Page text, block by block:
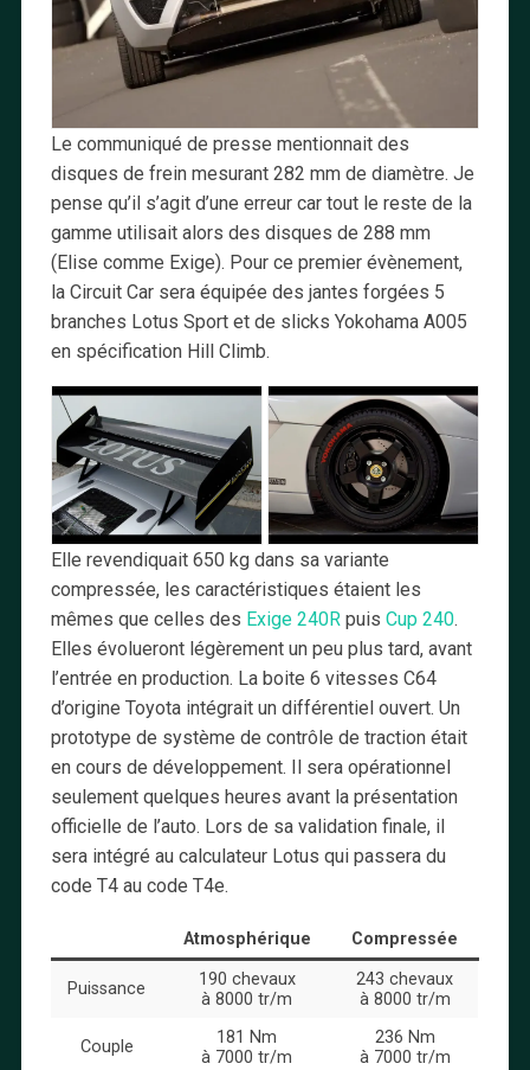
Le communiqué de presse mentionnait des
disques de frein mesurant 282 mm de diamètre. Je
pense qu’il s’agit d’une erreur car tout le reste de la
gamme utilisait alors des disques de 288 mm
(Elise comme Exige). Pour ce premier évènement,
la Circuit Car sera équipée des jantes forgées 5
branches Lotus Sport et de slicks Yokohama A005
en spécification Hill Climb.
Elle revendiquait 650 kg dans sa variante
compressée, les caractéristiques étaient les
mêmes que celles des Exige 240Rpuis Cup 240.
Elles évolueront légèrement un peu plus tard, avant
l’entrée en production. La boite 6 vitesses C64
d’origine Toyota intégrait un différentiel ouvert. Un
prototype de système de contrôle de traction était
en cours de développement. Il sera opérationnel
seulement quelques heures avant la présentation
officielle de l’auto. Lors de sa validation finale, il
sera intégré au calculateur Lotus qui passera du
code T4 au code T4e.
Atmosphérique Compressée
Puissance
190 chevaux
à 8000 tr/m
243 chevaux
à 8000 tr/m
Couple
181 Nm
à 7000 tr/m
236 Nm
à 7000 tr/m